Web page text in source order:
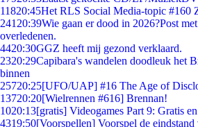
11820:45Het RLS Social Media-topic #160
241 20:39Wie gaan er dood in 2026?Post
overledenen.
4420:30GGZ heeft mij gezond verklaard.
2320:29Capibara's wandelen doodleuk het
binnen
25720:25[UFO/UAP] #16 The Age of
13720:20[Wielrennen #616] Brennan!
1020:13[gratis] Videogames Part 9: Gratis
4319:50[Voorspellen] Voorspel de